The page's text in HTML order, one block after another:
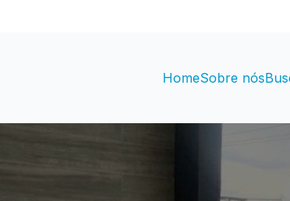
HomeSobre nós